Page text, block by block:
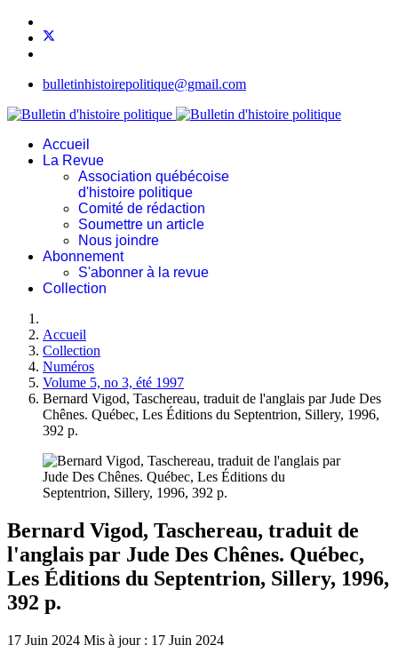
bulletinhistoirepolitique@gmail.com
Accueil
La Revue
Association québécoise
d'histoire politique
Comité de rédaction
Soumettre un article
Nous joindre
Abonnement
S'abonner à la revue
Collection
Accueil
Collection
Numéros
Volume 5, no 3, été 1997
Bernard Vigod, Taschereau, traduit de l'anglais par Jude Des
Chênes. Québec, Les Éditions du Septentrion, Sillery, 1996,
392 p.
Bernard Vigod, Taschereau, traduit de
l'anglais par Jude Des Chênes. Québec,
Les Éditions du Septentrion, Sillery, 1996,
392 p.
17 Juin 2024 Mis à jour : 17 Juin 2024